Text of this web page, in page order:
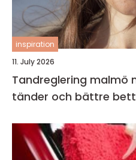
inspiration
11. July 2026
Tandreglering malmö modern teknik för raka
tänder och bättre bett